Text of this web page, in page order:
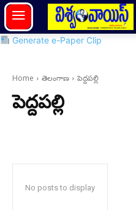
Generate e-Paper Clip
Home తెలంగాణ పెద్దపల్లి
పెద్దపల్లి
No posts to display